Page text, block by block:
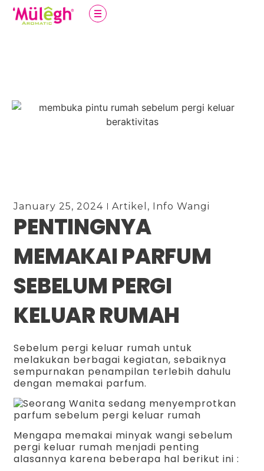
January 25, 2024 Artikel , Info Wangi
PENTINGNYA
MEMAKAI PARFUM
SEBELUM PERGI
KELUAR RUMAH
Sebelum pergi keluar rumah untuk
melakukan berbagai kegiatan, sebaiknya
sempurnakan penampilan terlebih dahulu
dengan memakai parfum.
Mengapa memakai minyak wangi sebelum
pergi keluar rumah menjadi penting
alasannya karena beberapa hal berikut ini :